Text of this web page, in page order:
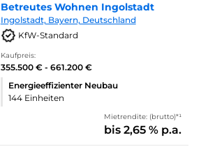
Betreutes Wohnen Ingolstadt
Ingolstadt, Bayern, Deutschland
KfW-Standard
Kaufpreis:
355.500 € - 661.200 €
Energieeffizienter Neubau
144 Einheiten
Mietrendite: (brutto)*¹
bis 2,65 % p.a.